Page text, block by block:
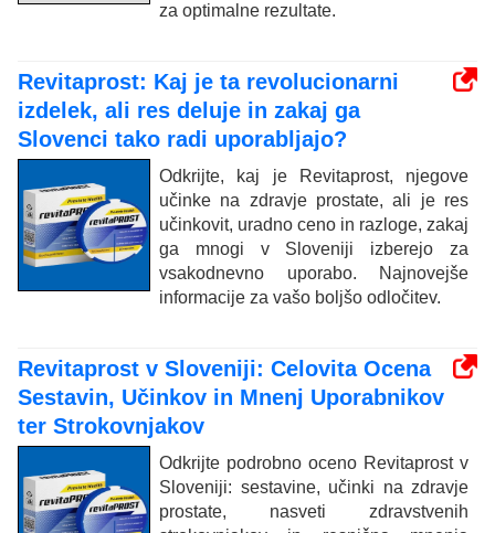
za optimalne rezultate.
Revitaprost: Kaj je ta revolucionarni
izdelek, ali res deluje in zakaj ga
Slovenci tako radi uporabljajo?
Odkrijte, kaj je Revitaprost, njegove
učinke na zdravje prostate, ali je res
učinkovit, uradno ceno in razloge, zakaj
ga mnogi v Sloveniji izberejo za
vsakodnevno uporabo. Najnovejše
informacije za vašo boljšo odločitev.
Revitaprost v Sloveniji: Celovita Ocena
Sestavin, Učinkov in Mnenj Uporabnikov
ter Strokovnjakov
Odkrijte podrobno oceno Revitaprost v
Sloveniji: sestavine, učinki na zdravje
prostate, nasveti zdravstvenih